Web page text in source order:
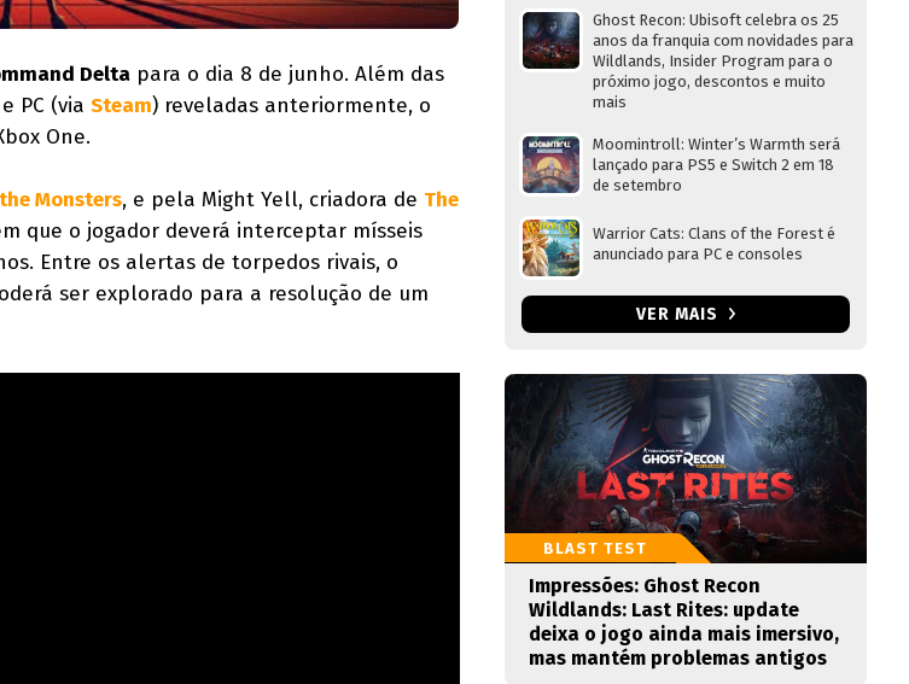
Delta para o dia 8 de junho. Além das
PC (via Steam) reveladas anteriormente, o
One.
Monsters, e pela Might Yell, criadora de The
que o jogador deverá interceptar mísseis
Entre os alertas de torpedos rivais, o
ser explorado para a resolução de um
Ghost Recon: Ubisoft celebra os 25
anos da franquia com novidades para
Wildlands, Insider Program para o
próximo jogo, descontos e muito
mais
Moomintroll: Winter’s Warmth será
lançado para PS5 e Switch 2 em 18
de setembro
Warrior Cats: Clans of the Forest é
anunciado para PC e consoles
VER MAIS
BLAST TEST
Impressões: Ghost Recon
Wildlands: Last Rites: update
deixa o jogo ainda mais imersivo,
mas mantém problemas antigos